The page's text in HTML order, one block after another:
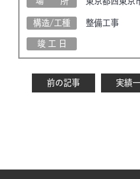
構造/工種 整備工事
竣 工 日
前の記事 実績